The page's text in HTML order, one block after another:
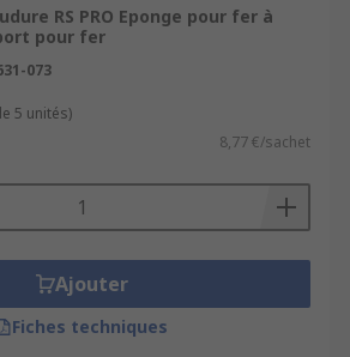
RS PRO Eponge pour fer à
pour fer
073
5 unités)
8,77 €/sachet
Ajouter
Fiches techniques